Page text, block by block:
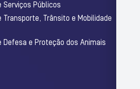
Serviços Públicos
Transporte, Trânsito e Mobilidade
Defesa e Proteção dos Animais